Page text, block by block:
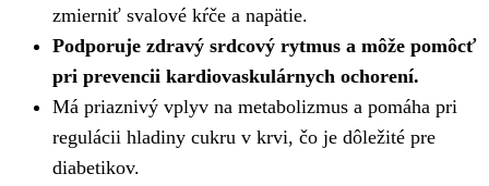
zmierniť svalové kŕče a napätie.
Podporuje zdravý srdcový rytmus a môže pomôcť
pri prevencii kardiovaskulárnych ochorení.
Má priaznivý vplyv na metabolizmus a pomáha pri
regulácii hladiny cukru v krvi, čo je dôležité pre
diabetikov.